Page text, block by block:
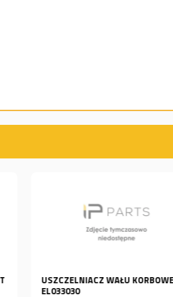
USZCZELNIACZ WAŁU KORBOWEGO
EL033030